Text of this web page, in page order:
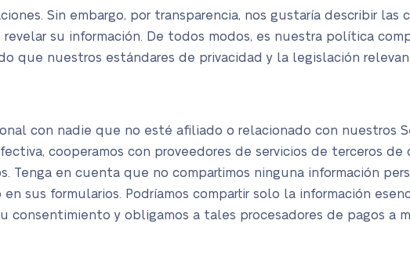
Sin embargo, por transparencia, nos gustaría describir las
su información. De todos modos, es nuestra política
que nuestros estándares de privacidad y la legislación
con nadie que no esté afiliado o relacionado con nuestros
cooperamos con proveedores de servicios de terceros
Tenga en cuenta que no compartimos ninguna información
sus formularios. Podríamos compartir solo la información
consentimiento y obligamos a tales procesadores de pagos a